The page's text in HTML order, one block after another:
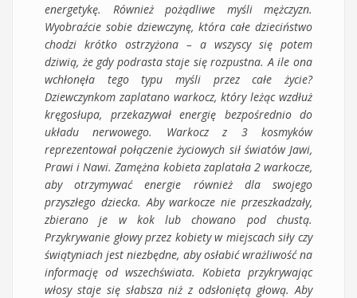
energetykę. Również pożądliwe myśli mężczyzn.
Wyobraźcie sobie dziewczynę, która całe dzieciństwo
chodzi krótko ostrzyżona – a wszyscy się potem
dziwią, że gdy podrasta staje się rozpustna. A ile ona
wchłonęła tego typu myśli przez całe życie?
Dziewczynkom zaplatano warkocz, który leżąc wzdłuż
kręgosłupa, przekazywał energię bezpośrednio do
układu nerwowego. Warkocz z 3 kosmyków
reprezentował połączenie życiowych sił światów Jawi,
Prawi i Nawi. Zamężna kobieta zaplatała 2 warkocze,
aby otrzymywać energie również dla swojego
przyszłego dziecka. Aby warkocze nie przeszkadzały,
zbierano je w kok lub chowano pod chustą.
Przykrywanie głowy przez kobiety w miejscach siły czy
świątyniach jest niezbędne, aby osłabić wrażliwość na
informację od wszechświata. Kobieta przykrywając
włosy staje się słabsza niż z odsłoniętą głową. Aby